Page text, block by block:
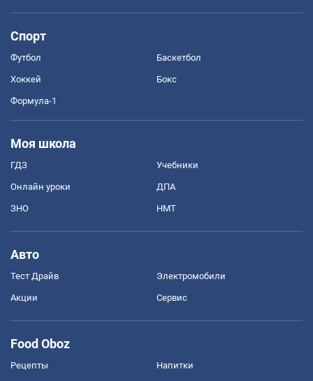
Спорт
Футбол Баскетбол
Хоккей Бокс
Формула-1
Моя школа
ГДЗ Учебники
Онлайн уроки ДПА
ЗНО НМТ
Авто
Тест Драйв Электромобили
Акции Сервис
Food Oboz
Рецепты Напитки